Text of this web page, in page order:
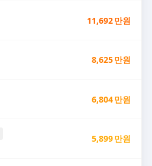
11,692만원
8,625만원
6,804만원
5,899만원